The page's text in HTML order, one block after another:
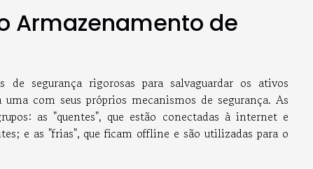
Armazenamento de
segurança rigorosas para salvaguardar os ativos
uma com seus próprios mecanismos de segurança. As
as "quentes", que estão conectadas à internet e
e as "frias", que ficam offline e são utilizadas para o